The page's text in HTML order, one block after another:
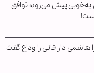
به‌خوبی پیش می‌رود؛ توافق
دار فانی را وداع گفت